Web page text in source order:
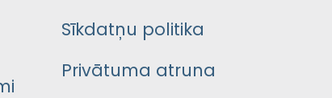
Sīkdatņu politika
Privātuma atruna